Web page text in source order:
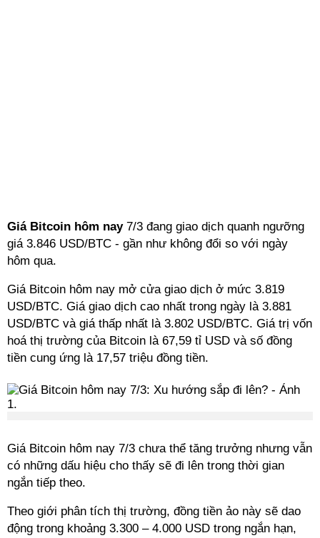
Giá Bitcoin hôm nay7/3 đang giao dịch quanh ngưỡng
giá 3.846 USD/BTC - gần như không đổi so với ngày
hôm qua.
Giá Bitcoin hôm nay mở cửa giao dịch ở mức 3.819
USD/BTC. Giá giao dịch cao nhất trong ngày là 3.881
USD/BTC và giá thấp nhất là 3.802 USD/BTC. Giá trị vốn
hoá thị trường của Bitcoin là 67,59 tỉ USD và số đồng
tiền cung ứng là 17,57 triệu đồng tiền.
Giá Bitcoin hôm nay 7/3 chưa thể tăng trưởng nhưng vẫn
có những dấu hiệu cho thấy sẽ đi lên trong thời gian
ngắn tiếp theo.
Theo giới phân tích thị trường, đồng tiền ảo này sẽ dao
động trong khoảng 3.300 – 4.000 USD trong ngắn hạn,